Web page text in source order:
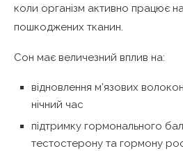
коли організм активно працює
пошкоджених тканин.
Сон має величезний вплив на:
відновлення м’язових
нічний час
підтримку гормонального
тестостерону та гормону